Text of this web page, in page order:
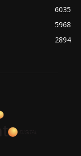
6035
5968
2894